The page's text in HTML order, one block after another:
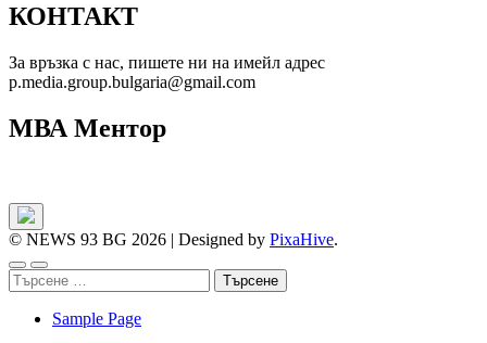
КОНТАКТ
За връзка с нас, пишете ни на имейл адрес
p.media.group.bulgaria@gmail.com
МВА Ментор
© NEWS 93 BG 2026 | Designed by PixaHive.
Търсене
за:
Sample Page